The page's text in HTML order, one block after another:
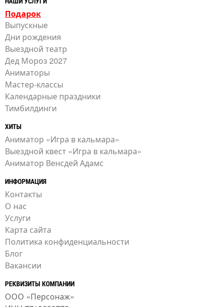
Подарок
Выпускные
Дни рождения
Выездной театр
Дед Мороз 2027
Аниматоры
Мастер-классы
Календарные праздники
Тимбилдинги
ХИТЫ
Аниматор «Игра в кальмара»
Выездной квест «Игра в кальмара»
Аниматор Венсдей Адамс
ИНФОРМАЦИЯ
Контакты
О нас
Услуги
Карта сайта
Политика конфиденциальности
Блог
Вакансии
РЕКВИЗИТЫ КОМПАНИИ
ООО «Персонаж»